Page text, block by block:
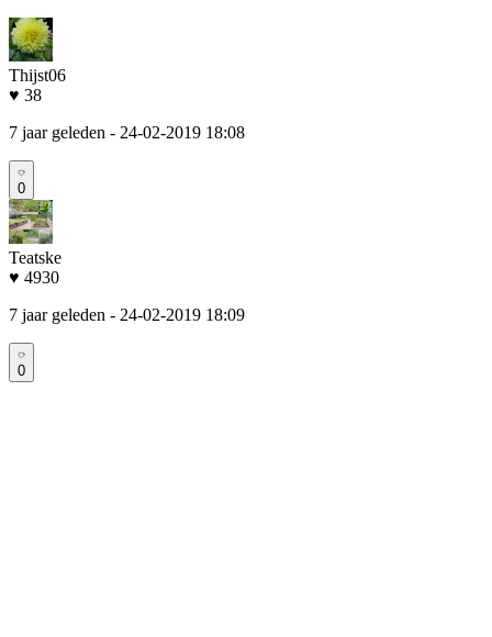
Thijst06
♥ 38
7 jaar geleden - 24-02-2019 18:08
0
Teatske
♥ 4930
7 jaar geleden - 24-02-2019 18:09
0